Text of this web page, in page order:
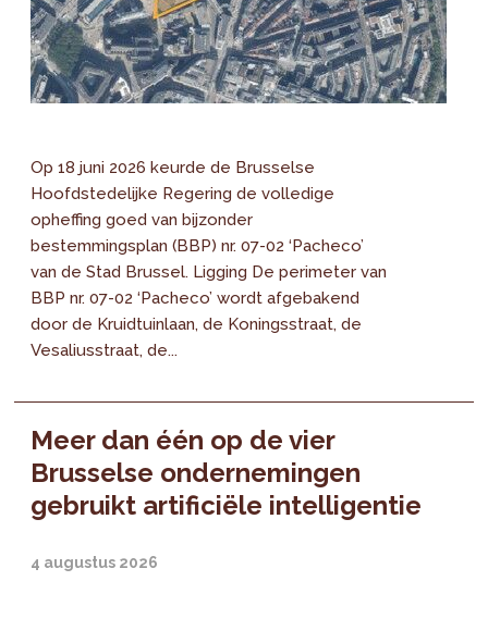
Op 18 juni 2026 keurde de Brusselse
Hoofdstedelijke Regering de volledige
opheffing goed van bijzonder
bestemmingsplan (BBP) nr. 07-02 ‘Pacheco’
van de Stad Brussel. Ligging De perimeter van
BBP nr. 07-02 ‘Pacheco’ wordt afgebakend
door de Kruidtuinlaan, de Koningsstraat, de
Vesaliusstraat, de...
Meer dan één op de vier
Brusselse ondernemingen
gebruikt artificiële intelligentie
4 augustus 2026